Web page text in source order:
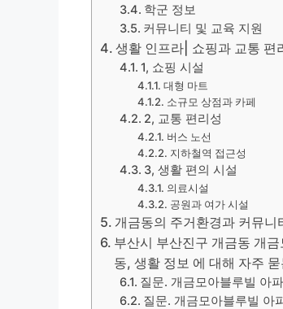
학군 정보
커뮤니티 및 교육 지원
생활 인프라| 쇼핑과 교통 편
1, 쇼핑 시설
대형 마트
소규모 상점과 카페
2, 교통 편리성
버스 노선
지하철역 접근성
3, 생활 편의 시설
의료시설
공원과 여가 시설
개금동의 주거환경과 커뮤니
부산시 부산진구 개금동 개
동, 생활 정보 에 대해 자주
질문. 개금모아블루빌 아
질문. 개금모아블루빌 아